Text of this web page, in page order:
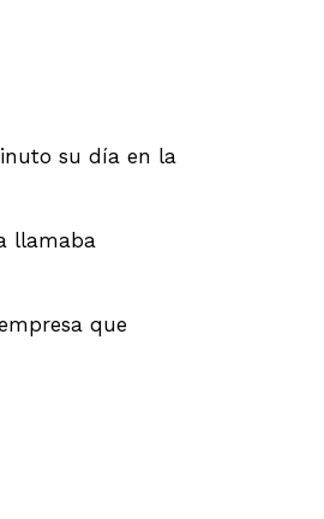
su día en la
llamaba
que